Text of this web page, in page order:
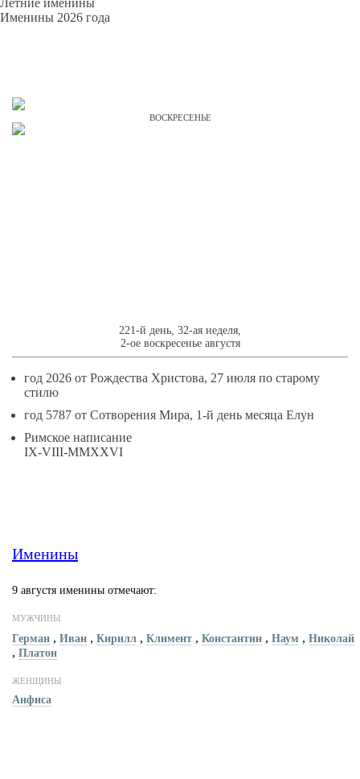
Летние именины
Именины 2026 года
ВОСКРЕСЕНЬЕ
221-й день, 32-ая неделя,
2-ое воскресенье августя
год 2026 от Рождества Христова, 27 июля по старому
стилю
год 5787 от Сотворения Мира, 1-й день месяца Елун
Римское написание
IX-VIII-MMXXVI
Именины
9 августя именины отмечают:
МУЖЧИНЫ
Герман , Иван , Кирилл , Климент , Константин , Наум , Николай
, Платон
ЖЕНЩИНЫ
Анфиса